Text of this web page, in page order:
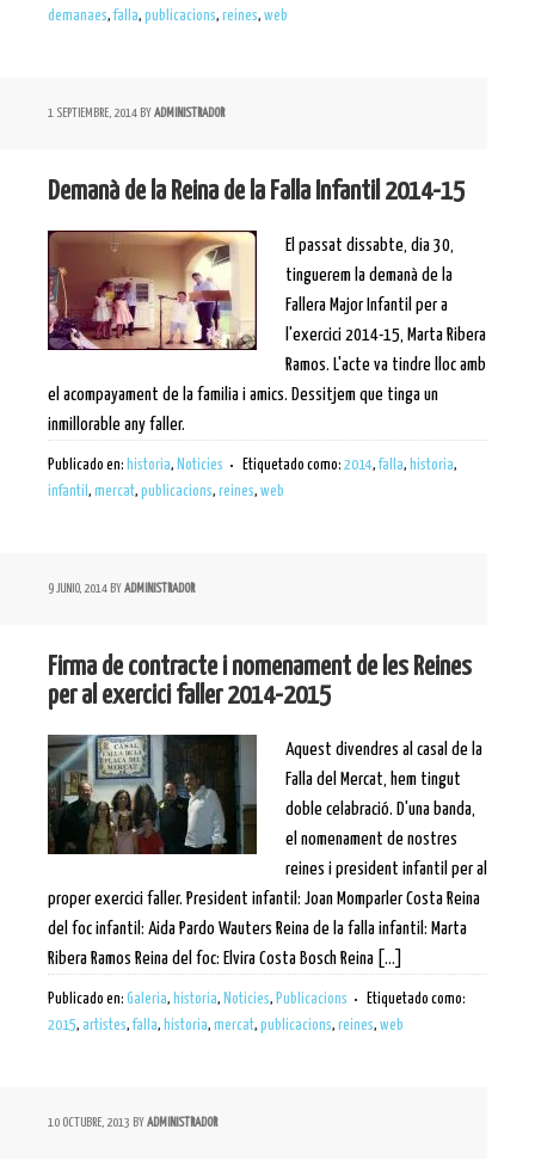
demanaes, falla, publicacions, reines, web
1 SEPTIEMBRE, 2014 BY ADMINISTRADOR
Demanà de la Reina de la Falla Infantil 2014-15
El passat dissabte, dia 30,
tinguerem la demanà de la
Fallera Major Infantil per a
l'exercici 2014-15, Marta Ribera
Ramos. L'acte va tindre lloc amb
el acompayament de la familia i amics. Dessitjem que tinga un
inmillorable any faller.
Publicado en: historia, Noticies Etiquetado como: 2014, falla, historia,
infantil , mercat, publicacions, reines, web
9 JUNIO, 2014 BY ADMINISTRADOR
Firma de contracte i nomenament de les Reines
per al exercici faller 2014-2015
Aquest divendres al casal de la
Falla del Mercat, hem tingut
doble celabració. D'una banda,
el nomenament de nostres
reines i president infantil per al
proper exercici faller. President infantil: Joan Momparler Costa Reina
del foc infantil: Aida Pardo Wauters Reina de la falla infantil: Marta
Ribera Ramos Reina del foc: Elvira Costa Bosch Reina [...]
Publicado en: Galeria, historia, Noticies, Publicacions
Etiquetado como:
2015, artistes, falla, historia, mercat, publicacions, reines, web
10 OCTUBRE, 2013 BY ADMINISTRADOR